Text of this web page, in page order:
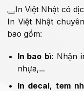
In Việt Nhật có
In Việt Nhật
bao gồm:
In bao bì: Nhận
nhựa,...
In decal, tem